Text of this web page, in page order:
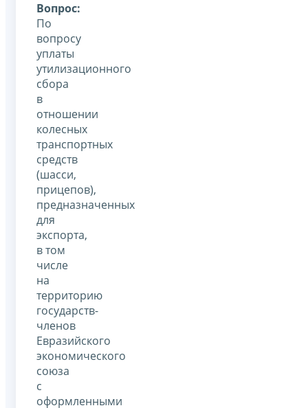
Вопрос:
По
вопросу
уплаты
утилизационного
сбора
в
отношении
колесных
транспортных
средств
(шасси,
прицепов),
предназначенных
для
экспорта,
в том
числе
на
территорию
государств-
членов
Евразийского
экономического
союза
с
оформленными